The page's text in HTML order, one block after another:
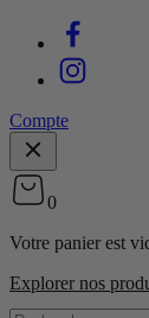
Compte
0
Votre panier est
Explorer nos